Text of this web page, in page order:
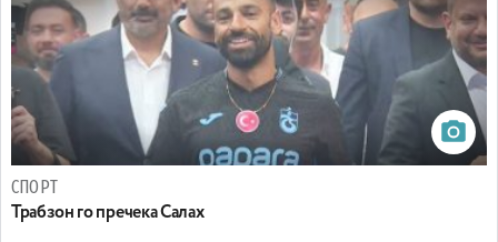
СПОРТ
Трабзон го пречека Салах